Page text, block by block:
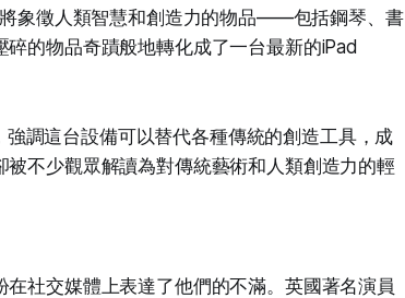
象徵人類智慧和創造力的物品——包括鋼琴、書
的物品奇蹟般地轉化成了一台最新的iPad
調這台設備可以替代各種傳統的創造工具，成
不少觀眾解讀為對傳統藝術和人類創造力的輕
社交媒體上表達了他們的不滿。英國著名演員